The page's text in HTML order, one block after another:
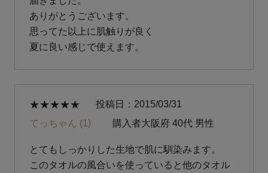
ありがとうございます。
思ってた以上に肌触りが良く
てっちゃん 1 購入者大阪府 40代 男性
投稿日 2015/03/31
とてもしっかりした生地で肌に馴染みます。
このタオルの風合いを使っていると他のタオル